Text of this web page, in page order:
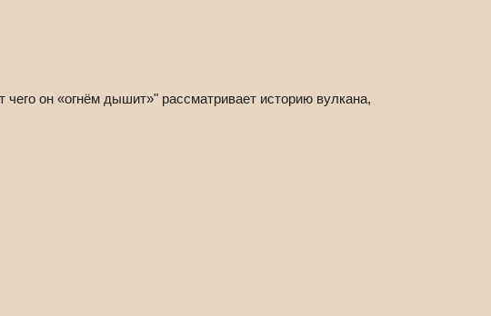
он «огнём дышит»" рассматривает историю вулкана,